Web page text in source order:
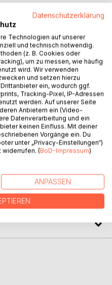
Karl Ehrhard, Professor
at the Ludwig Maximilian
2019. Offered on the
comprises 26 papers by
his outstanding and far-
of Tibetan Studies.
interests, the
literary traditions of
sacred geography,
studies in textual
Datenschutzerklärung
Technologien auf unserer
und technisch notwendig.
(z. B. Cookies oder
um zu messen, wie häufig
wird. Wir verwenden
und setzen hierzu
ein, wodurch ggf.
Tracking-Pixel, IP-Adressen
werden. Auf unserer Seite
Anbietern ein (Video-
Datenverarbeitung und ein
keinen Einfluss. Mit deiner
Vorgänge ein. Du
unter „Privacy-Einstellungen“)
widerrufen. (BoD-Impressum)
ANPASSEN